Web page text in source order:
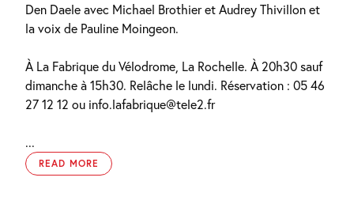
Den Daele avec Michael Brothier et Audrey Thivillon et
la voix de Pauline Moingeon.
À La Fabrique du Vélodrome, La Rochelle. À 20h30 sauf
dimanche à 15h30. Relâche le lundi. Réservation : 05 46
27 12 12 ou info.lafabrique@tele2.fr
...
READ MORE